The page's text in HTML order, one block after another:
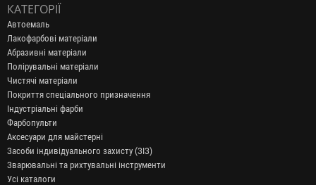
КАТЕГОРІЇ
Автоемаль
Лакофарбові матеріали
Абразивні матеріали
Полірувальні матеріали
Чистячі матеріали
Покриття спеціального призначення
Індустріальні фарби
Фарбопульти
Аксесуари для майстерні
Засоби індивідуального захисту (ЗІЗ)
Зварювальні та рихтувальні інструменти
Усі каталоги